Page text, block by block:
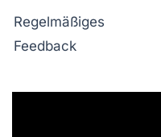
Regelmäßiges
Feedback